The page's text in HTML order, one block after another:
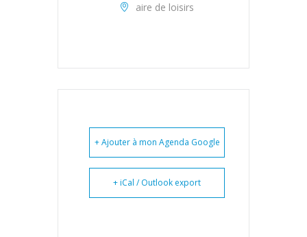
aire de loisirs
+ Ajouter à mon Agenda Google
+ iCal / Outlook export